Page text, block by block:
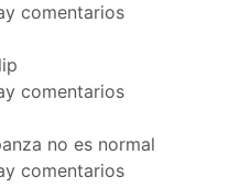
comentarios
comentarios
no es normal
comentarios